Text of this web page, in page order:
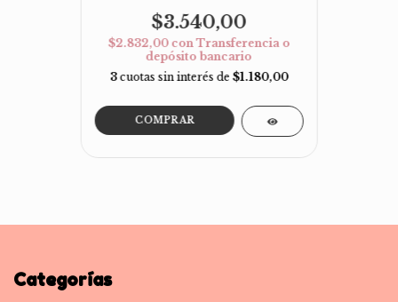
$3.540,00
$2.832,00 con Transferencia o
depósito bancario
3 cuotas sin interés de$1.180,00
COMPRAR
Categorías